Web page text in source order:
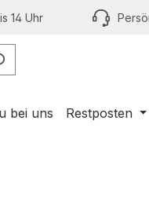
14 Uhr
bei uns Restposten